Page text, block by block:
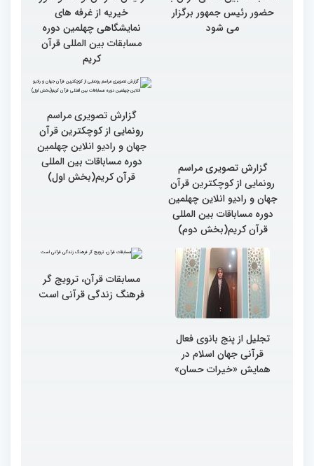
حضور رئیس جمهور برگزار
می شود
خیریه از غرفه های
نمایشگاهی چهلمین دوره
مسابقات بین المللی قرآن
کریم
گزارش تصویری مراسم
رونمایی از کوچکترین قرآن
جهان و رادیو انلاین چهلمین
دوره مساباقات بین المللی
قرآن کریم(بخش دوم)
گزارش تصویری مراسم
رونمایی از کوچکترین قرآن
تجلیل از پنج بانوی فعال
قرآنی جهان اسلام در
همایش «خیرات حسان»